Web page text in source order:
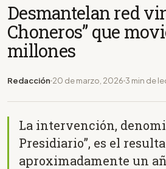
Desmantelan red
Choneros” que
millones
Redacción 20 de marzo, 2026 3 min de
La intervención,
Presidiario”, es el
aproximadamente un